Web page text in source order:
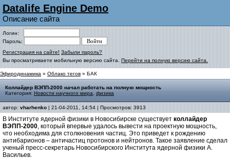
Datalife Engine Demo
Описание сайта
Логин:
Пароль:
Регистрация на сайте! Забыли пароль?
Вы просматриваете мобильную версию сайта. Перейти на полную версию сайта.
Эфиродинамика » Облако тегов » БАК
Коллайдер ВЭПП-2000 начал работать на полную мощность
Категория: Новости научного мира физика
автор: vharhenko | 21-04-2011, 14:54 | Просмотров: 3913
В Институте ядерной физики в Новосибирске существует коллайдер
ВЭПП-2000, который впервые удалось вывести на проектную мощность,
что необходима для столкновения частиц. Это приведет к рождению
антибарионов – античастиц протонов и нейтронов. Такое заявление сделал
ученый пресс-секретарь Новосибирского Института ядерной физики А.
Васильев.